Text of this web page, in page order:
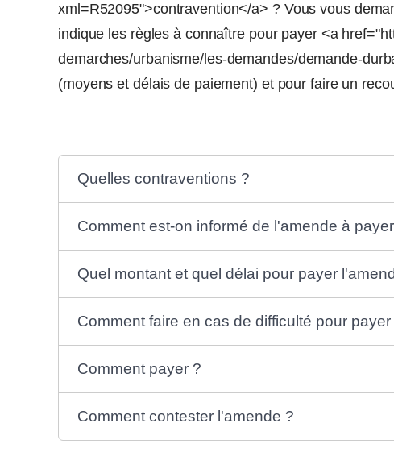
xml=R52095">contravention</a> ? Vous vous
indique les règles à connaître pour payer <a
demarches/urbanisme/les-demandes/demande-
(moyens et délais de paiement) et pour faire un
Quelles contraventions ?
Comment est-on informé de l'amende à
Quel montant et quel délai pour payer
Comment faire en cas de difficulté pour
Comment payer ?
Comment contester l'amende ?